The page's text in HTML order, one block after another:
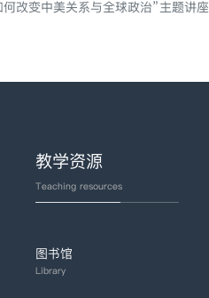
改变中美关系与全球政治”主题讲座
教学资源
Teaching resources
图书馆
Library